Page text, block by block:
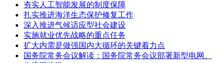
夯实人工智能发展的制度保障
扎实推进海洋生态保护修复工作
深入推进气候适应型社会建设
实施就业优先战略的重点任务
扩大内需是做强国内大循环的关键着力点
国务院常务会议解读：国务院常务会议部署新型电网、